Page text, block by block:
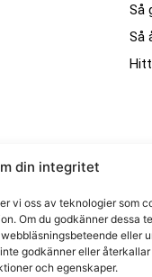
din integritet
vi oss av teknologiersom
. Om du godkännerdessa te
webbläsningsbeteende eller
inte godkännerelleråterkallar
tioneroch egenskaper.
Så
Så
varumärke av